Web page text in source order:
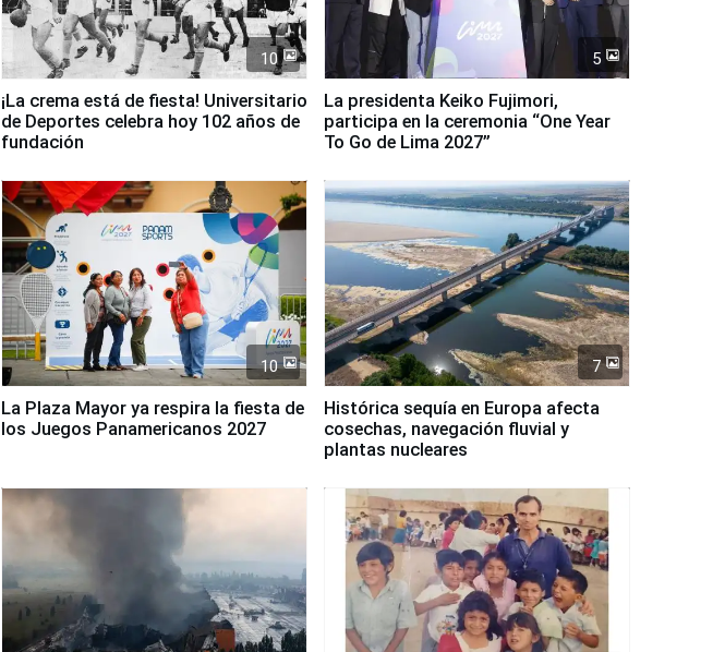
10
¡La crema está de fiesta! Universitario
de Deportes celebra hoy 102 años de
fundación
5
La presidenta Keiko Fujimori,
participa en la ceremonia “One Year
To Go de Lima 2027”
10
La Plaza Mayor ya respira la fiesta de
los Juegos Panamericanos 2027
7
Histórica sequía en Europa afecta
cosechas, navegación fluvial y
plantas nucleares